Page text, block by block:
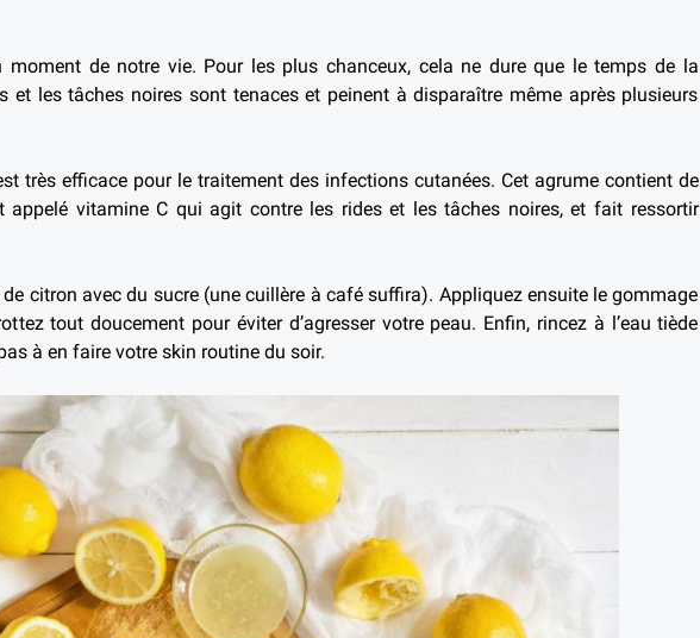
moment de notre vie. Pour les plus chanceux, cela ne dure que le temps de la
et les tâches noires sont tenaces et peinent à disparaître même après plusieurs
très efficace pour le traitement des infections cutanées. Cet agrume contient de
appelé vitamine C qui agit contre les rides et les tâches noires, et fait ressortir
citron avec du sucre (une cuillère à café suffira). Appliquez ensuite le gommage
tout doucement pour éviter d’agresser votre peau. Enfin, rincez à l’eau tiède
à en faire votre skin routine du soir.